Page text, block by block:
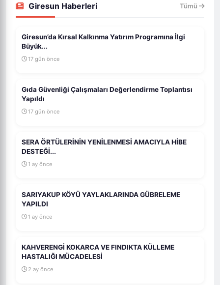
Giresun Haberleri Tümü
Giresun’da Kırsal Kalkınma Yatırım Programına İlgi
Büyük...
17 gün önce
Gıda Güvenliği Çalışmaları Değerlendirme Toplantısı
Yapıldı
17 gün önce
SERA ÖRTÜLERİNİN YENİLENMESİ AMACIYLA HİBE
DESTEĞİ...
1 ay önce
SARIYAKUP KÖYÜ YAYLAKLARINDA GÜBRELEME
YAPILDI
1 ay önce
KAHVERENGİ KOKARCA VE FINDIKTA KÜLLEME
HASTALIĞI MÜCADELESİ
2 ay önce